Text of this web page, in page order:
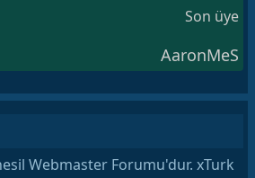
Son üye
AaronMeS
Webmaster Forumu'dur. xTurk